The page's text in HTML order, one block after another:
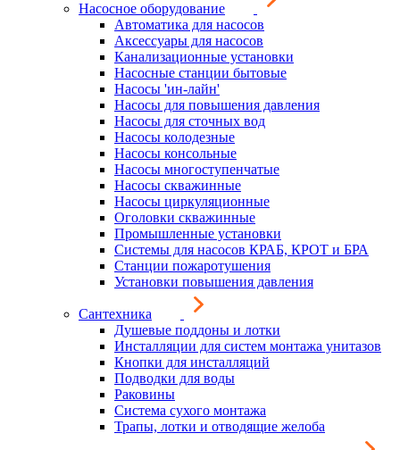
Насосное оборудование
Автоматика для насосов
Аксессуары для насосов
Канализационные установки
Насосные станции бытовые
Насосы 'ин-лайн'
Насосы для повышения давления
Насосы для сточных вод
Насосы колодезные
Насосы консольные
Насосы многоступенчатые
Насосы скважинные
Насосы циркуляционные
Оголовки скважинные
Промышленные установки
Системы для насосов КРАБ, КРОТ и БРА
Станции пожаротушения
Установки повышения давления
Сантехника
Душевые поддоны и лотки
Инсталляции для систем монтажа унитазов
Кнопки для инсталляций
Подводки для воды
Раковины
Система сухого монтажа
Трапы, лотки и отводящие желоба